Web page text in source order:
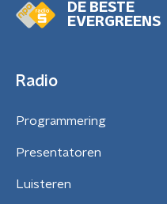
DE BESTE
EVERGREENS
Radio
Programmering
Presentatoren
Luisteren